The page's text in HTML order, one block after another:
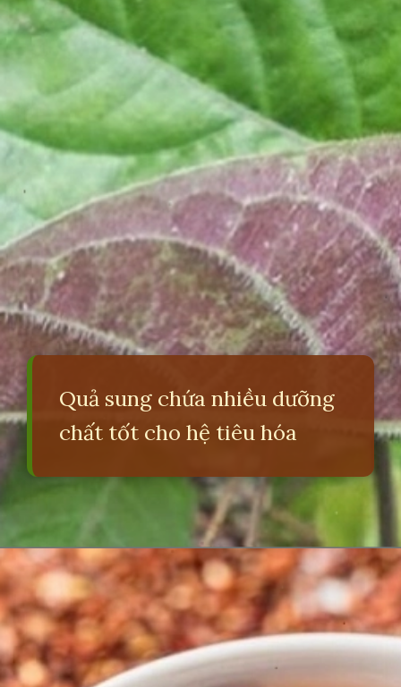
Quả sung chứa nhiều dưỡng
chất tốt cho hệ tiêu hóa
Đang mở https://erci.edu.vn/meo-dan-gian-chua-dau-bung-di-ngoai